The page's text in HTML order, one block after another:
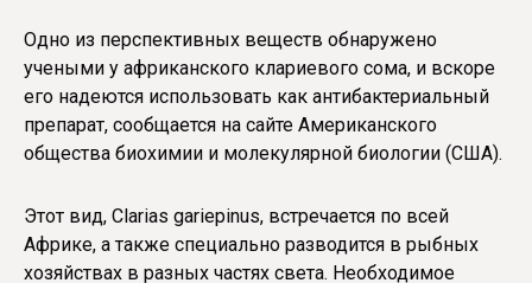
Одно из перспективных веществ обнаружено
учеными у африканского клариевого сома, и вскоре
его надеются использовать как антибактериальный
препарат, сообщается на сайте Американского
общества биохимии и молекулярной биологии (США).
Этот вид, Clarias gariepinus, встречается по всей
Африке, а также специально разводится в рыбных
хозяйствах в разных частях света. Необходимое